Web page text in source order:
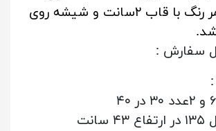
مادام العمر رنگ با قاب ۲سانت و شیشه روی
سفارش :